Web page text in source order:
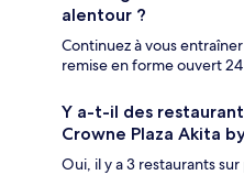
alentour ?
Continuez à vous
remise en forme ouvert
Y a-t-il des
Crowne Plaza Akita
Oui, il y a 3 restaurants sur